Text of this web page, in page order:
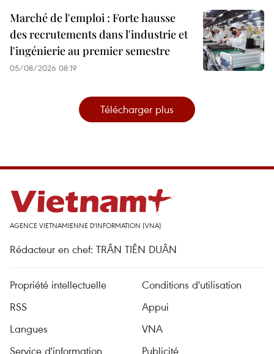
Marché de l'emploi : Forte hausse
des recrutements dans l'industrie et
l'ingénierie au premier semestre
05/08/2026 08:19
Télécharger plus
AGENCE VIETNAMIENNE D'INFORMATION (VNA)
Rédacteur en chef: TRÂN TIÊN DUÂN
Propriété intellectuelle
Conditions d'utilisation
RSS
Appui
Langues
VNA
Service d'information
Publicité